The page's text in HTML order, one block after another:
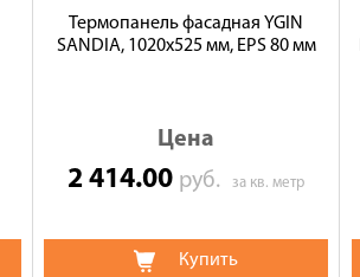
Термопанель фасадная YGIN
SANDIA, 1020х525 мм, EPS 80 мм
Цена
2 414.00 руб.за кв. метр
Купить